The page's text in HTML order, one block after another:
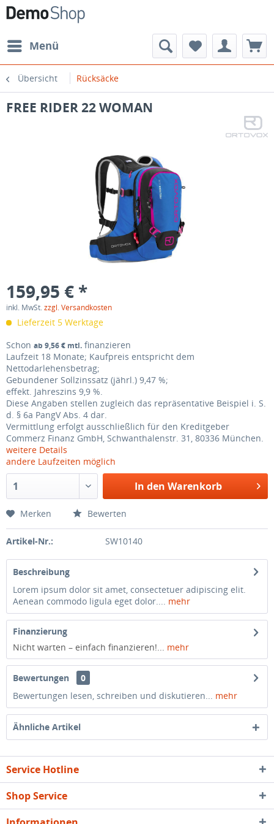
Menü
Übersicht Rücksäcke
FREE RIDER 22 WOMAN
159,95 € *
inkl. MwSt.zzgl. Versandkosten
Lieferzeit 5 Werktage
Schon ab 9,56 € mtl. finanzieren
Laufzeit 18 Monate; Kaufpreis entspricht dem
Nettodarlehensbetrag;
Gebundener Sollzinssatz (jährl.) 9,47 %;
effekt. Jahreszins 9,9 %.
Diese Angaben stellen zugleich das repräsentative Beispiel i. S.
d. § 6a PangV Abs. 4 dar.
Vermittlung erfolgt ausschließlich für den Kreditgeber
Commerz Finanz GmbH, Schwanthalenstr. 31, 80336 München.
weitere Details
andere Laufzeiten möglich
In den Warenkorb
Merken Bewerten
Artikel-Nr.: SW10140
Beschreibung
Lorem ipsum dolor sit amet, consectetuer adipiscing elit.
Aenean commodo ligula eget dolor.... mehr
Finanzierung
Nicht warten – einfach finanzieren!... mehr
Bewertungen
0
Bewertungen lesen, schreiben und diskutieren... mehr
Ähnliche Artikel
Service Hotline
Shop Service